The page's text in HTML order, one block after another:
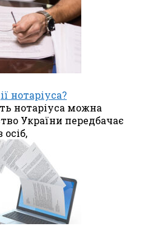
нотаріуса?
нотаріуса можна
України передбачає